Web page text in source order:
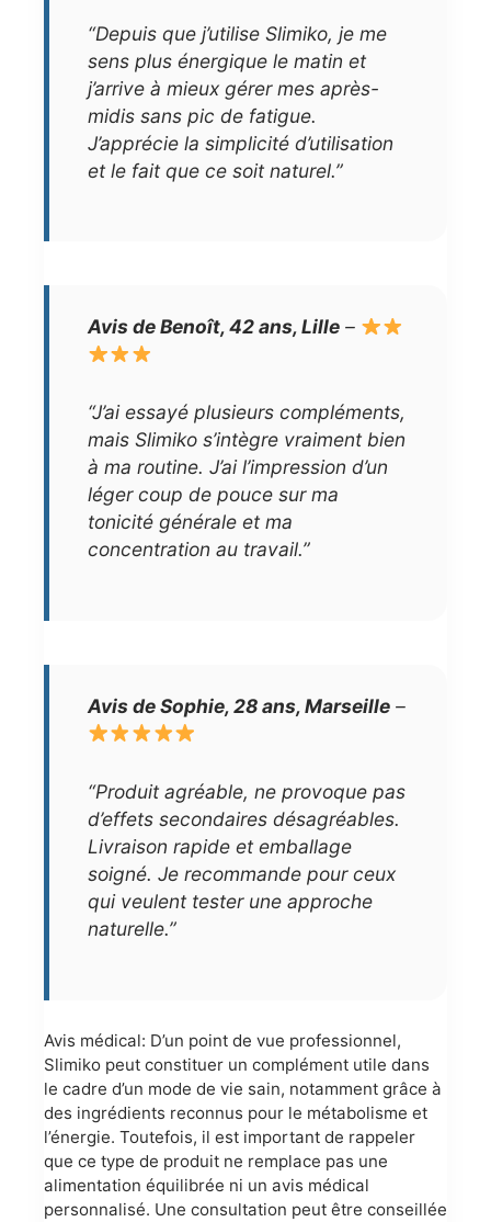
“Depuis que j’utilise Slimiko, je me
sens plus énergique le matin et
j’arrive à mieux gérer mes après-
midis sans pic de fatigue.
J’apprécie la simplicité d’utilisation
et le fait que ce soit naturel.”
Avis de Benoît, 42 ans, Lille –
“J’ai essayé plusieurs compléments,
mais Slimiko s’intègre vraiment bien
à ma routine. J’ai l’impression d’un
léger coup de pouce sur ma
tonicité générale et ma
concentration au travail.”
Avis de Sophie, 28 ans, Marseille –
“Produit agréable, ne provoque pas
d’effets secondaires désagréables.
Livraison rapide et emballage
soigné. Je recommande pour ceux
qui veulent tester une approche
naturelle.”
Avis médical: D’un point de vue professionnel,
Slimiko peut constituer un complément utile dans
le cadre d’un mode de vie sain, notamment grâce à
des ingrédients reconnus pour le métabolisme et
l’énergie. Toutefois, il est important de rappeler
que ce type de produit ne remplace pas une
alimentation équilibrée ni un avis médical
personnalisé. Une consultation peut être conseillée